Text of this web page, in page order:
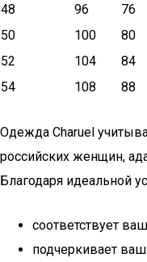
48
96 76
50
100 80
52
104 84
54
108 88
Одежда Charuel
российских женщин,
Благодаря идеальной
соответствует
подчеркивает